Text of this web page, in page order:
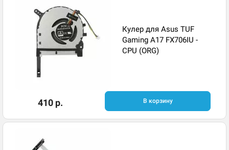
Кулер для Asus TUF
Gaming A17 FX706IU -
CPU (ORG)
410 р. В корзину